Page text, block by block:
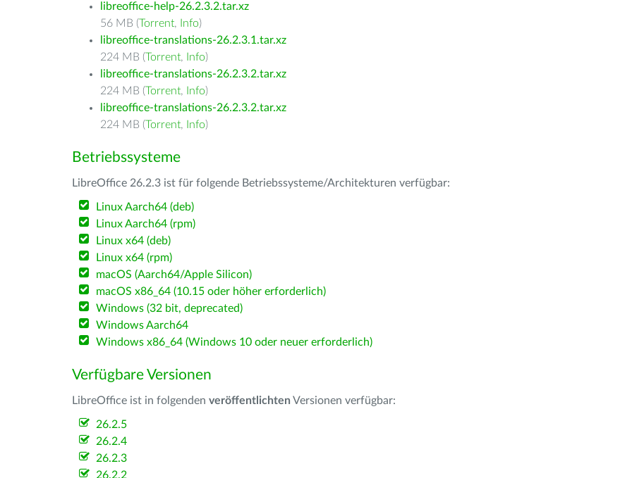
libreoffice-help-26.2.3.2.tar.xz
56 MB (Torrent, Info)
libreoffice-translations-26.2.3.1.tar.xz
224 MB (Torrent, Info)
libreoffice-translations-26.2.3.2.tar.xz
224 MB (Torrent, Info)
libreoffice-translations-26.2.3.2.tar.xz
224 MB (Torrent, Info)
Betriebssysteme
LibreOffice 26.2.3 ist für folgende Betriebssysteme/Architekturen verfügbar:
Linux Aarch64 (deb)
Linux Aarch64 (rpm)
Linux x64 (deb)
Linux x64 (rpm)
macOS (Aarch64/Apple Silicon)
macOS x86_64 (10.15 oder höher erforderlich)
Windows (32 bit, deprecated)
Windows Aarch64
Windows x86_64 (Windows 10 oder neuer erforderlich)
Verfügbare Versionen
LibreOffice ist in folgenden veröffentlichten Versionen verfügbar:
26.2.5
26.2.4
26.2.3
26.2.2